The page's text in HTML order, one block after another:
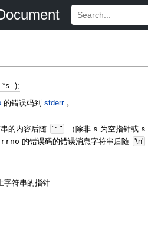
*s );
的错误码到 stderr。
的内容后随 ": " （除非 s 为空指针或 s
的错误码的错误消息字符串后随 '\n'
字符串的指针